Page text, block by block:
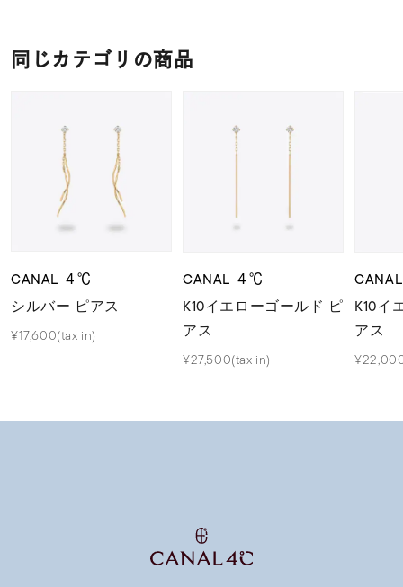
同じカテゴリの商品
CANAL ４℃
シルバー ピアス
¥17,600(tax in)
CANAL ４℃
K10イエローゴールド ピ
アス
¥27,500(tax in)
K10イ
アス